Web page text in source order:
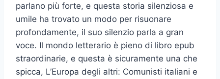
parlano più forte, e questa storia silenziosa e
umile ha trovato un modo per risuonare
profondamente, il suo silenzio parla a gran
voce. Il mondo letterario è pieno di libro epub
straordinarie, e questa è sicuramente una che
spicca, L’Europa degli altri: Comunisti italiani e